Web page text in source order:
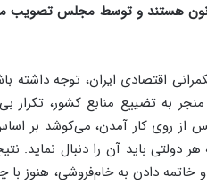
اقتصادی ایران، توجه داشته
تضییع منابع کشور، تکرار
روی کار آمدن، می‌کوشد بر
دولتی باید آن را دنبال نماید.
و خاتمه دادن به خام‌فروشی،